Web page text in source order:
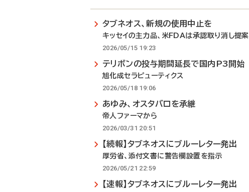
タブネオス、新規の使用中止を
キッセイの主力品、米FDAは承認取り消し提案
2026/05/15 19:23
テリボンの投与期間延長で国内P3開始
旭化成セラピューティクス
2026/05/18 19:06
あゆみ、オスタバロを承継
帝人ファーマから
2026/03/31 20:51
【続報】タブネオスにブルーレター発出
厚労省、添付文書に警告欄設置を指示
2026/05/21 22:59
【速報】タブネオスにブルーレター発出